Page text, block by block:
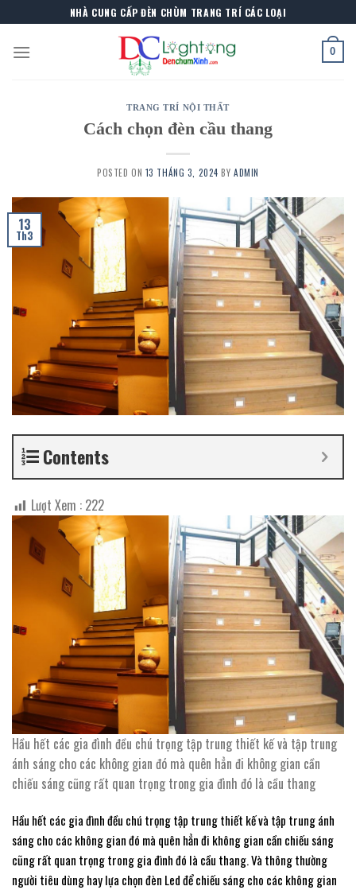
to
content
NHÀ CUNG CẤP ĐÈN CHÙM TRANG TRÍ CÁC LOẠI
0
TRANG TRÍ NỘI THẤT
Cách chọn đèn cầu thang
POSTED ON 13 THÁNG 3, 2024 BY ADMIN
13
Th3
Contents
Lượt Xem : 222
Hầu hết các gia đình đều chú trọng tập trung thiết kế và tập trung
ánh sáng cho các không gian đó mà quên hẳn đi không gian cần
chiếu sáng cũng rất quan trọng trong gia đình đó là cầu thang
Hầu hết các gia đình đều chú trọng tập trung thiết kế và tập trung ánh
sáng cho các không gian đó mà quên hẳn đi không gian cần chiếu sáng
cũng rất quan trọng trong gia đình đó là cầu thang. Và thông thường
người tiêu dùng hay lựa chọn đèn Led để chiếu sáng cho các không gian